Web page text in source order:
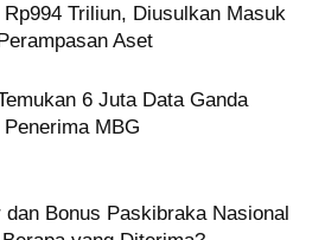
Rp994 Triliun, Diusulkan Masuk
Aset
6 Juta Data Ganda
MBG
dan Bonus Paskibraka Nasional